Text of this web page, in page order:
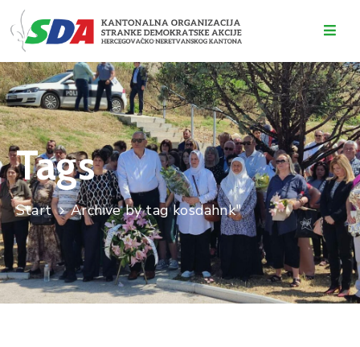
O
NAMA
DOGAĐAJI
VIJESTI
KONTAKT
Tags
Start Archive by tag kosdahnk"